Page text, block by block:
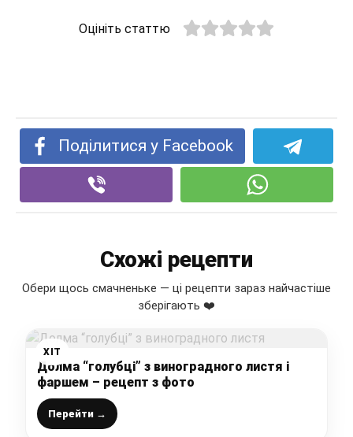
Оцініть статтю
Поділитися у Facebook
Схожі рецепти
Обери щось смачненьке — ці рецепти зараз найчастіше
зберігають ❤️
ХІТ
Долма “голубці” з виноградного листя і
фаршем – рецепт з фото
Перейти →